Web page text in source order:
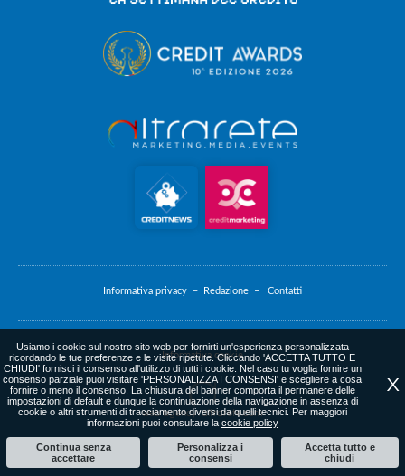
Informativa privacy – Redazione – Contatti
Informativa cookie
web agency: altrarete.com
X
Usiamo i cookie sul nostro sito web per fornirti un'esperienza personalizzata
ricordando le tue preferenze e le visite ripetute. Cliccando 'ACCETTA TUTTO E
CHIUDI' fornisci il consenso all'utilizzo di tutti i cookie. Nel caso tu voglia fornire un
consenso parziale puoi visitare 'PERSONALIZZA I CONSENSI' e scegliere a cosa
fornire o meno il consenso. La chiusura del banner comporta il permanere delle
impostazioni di default e dunque la continuazione della navigazione in assenza di
cookie o altri strumenti di tracciamento diversi da quelli tecnici. Per maggiori
informazioni puoi consultare la cookie policy
Continua senza
accettare
Personalizza i
consensi
Accetta tutto e
chiudi